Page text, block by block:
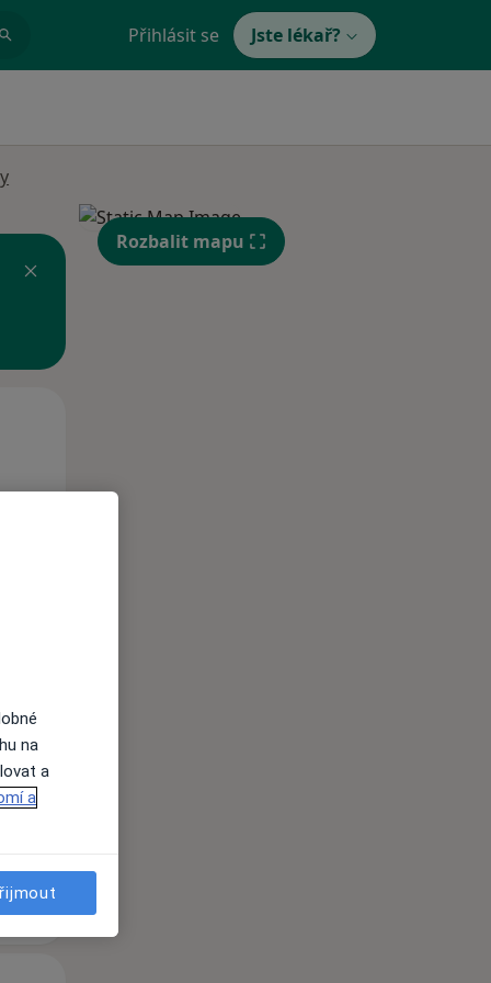
Přihlásit se Jste lékař?
Rozbalit mapu
na
a
a